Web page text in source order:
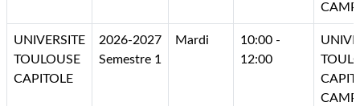
UNIVERSITE
TOULOUSE
CAPITOLE
2026-2027
Semestre 1
Mardi
10:00 -
12:00